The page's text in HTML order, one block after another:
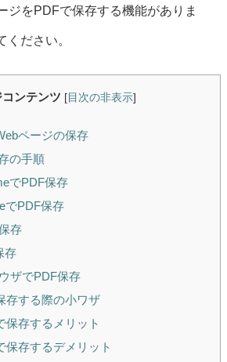
ジをPDFで保存する機能がありま
ください。
ンテンツ [ 目次の非表示]
ページの保存
の手順
でPDF保存
でPDF保存
存
存
ザでPDF保存
存する際の小ワザ
保存するメリット
保存するデメリット